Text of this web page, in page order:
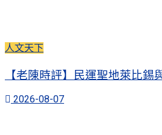
人文天下
【老陳時評】民運聖地萊比錫
2026-08-07